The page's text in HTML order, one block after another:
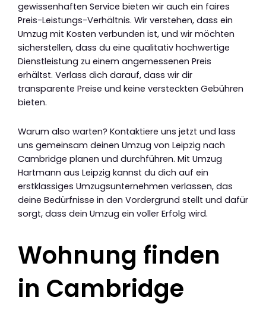
gewissenhaften Service bieten wir auch ein faires
Preis-Leistungs-Verhältnis. Wir verstehen, dass ein
Umzug mit Kosten verbunden ist, und wir möchten
sicherstellen, dass du eine qualitativ hochwertige
Dienstleistung zu einem angemessenen Preis
erhältst. Verlass dich darauf, dass wir dir
transparente Preise und keine versteckten Gebühren
bieten.
Warum also warten? Kontaktiere uns jetzt und lass
uns gemeinsam deinen Umzug von Leipzig nach
Cambridge planen und durchführen. Mit Umzug
Hartmann aus Leipzig kannst du dich auf ein
erstklassiges Umzugsunternehmen verlassen, das
deine Bedürfnisse in den Vordergrund stellt und dafür
sorgt, dass dein Umzug ein voller Erfolg wird.
Wohnung finden
in Cambridge